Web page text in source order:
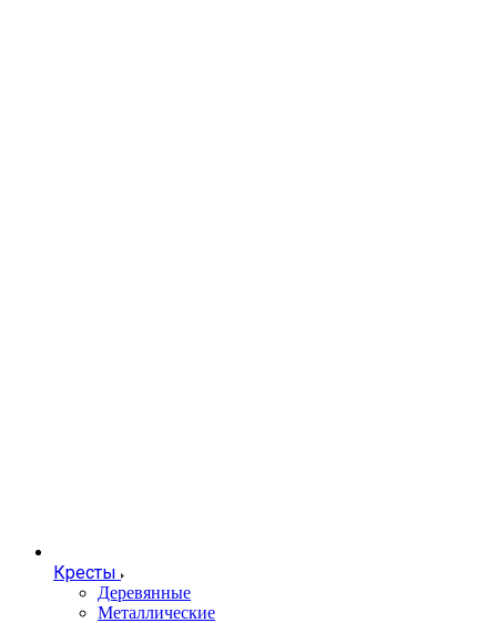
Кресты
Деревянные
Металлические